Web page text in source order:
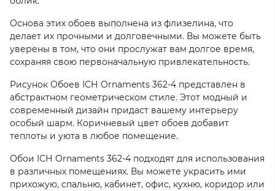
Основа этих обоев выполнена из флизелина, что
делает их прочными и долговечными. Вы можете быть
уверены в том, что они прослужат вам долгое время,
сохраняя свою первоначальную привлекательность.
Рисунок Обоев ІСН Ornaments 362-4 представлен в
абстрактном геометрическом стиле. Этот модный и
современный дизайн придаст вашему интерьеру
особый шарм. Коричневый цвет обоев добавит
теплоты и уюта в любое помещение.
Обои ІСН Ornaments 362-4 подходят для использования
в различных помещениях. Вы можете украсить ими
прихожую, спальню, кабинет, офис, кухню, коридор или